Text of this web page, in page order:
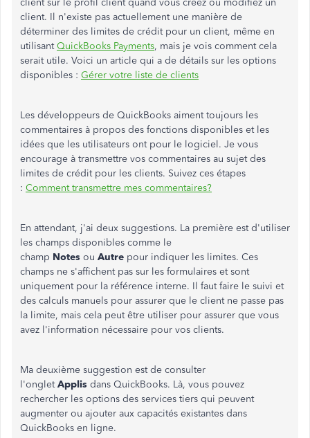
client sur le profil client quand vous créez ou modifiez un
client. Il n'existe pas actuellement une manière de
déterminer des limites de crédit pour un client, même en
utilisantQuickBooks Payments, mais je vois comment cela
serait utile. Voici un article qui a de détails sur les options
disponibles : Gérer votre liste de clients
Les développeurs de QuickBooks aiment toujours les
commentaires à propos des fonctions disponibles et les
idées que les utilisateurs ont pour le logiciel. Je vous
encourage à transmettre vos commentaires au sujet des
limites de crédit pour les clients. Suivez ces étapes
: Comment transmettre mes commentaires?
En attendant, j'ai deux suggestions. La première est d'utiliser
les champs disponibles comme le
champ Notes ou Autre pour indiquer les limites. Ces
champs ne s'affichent pas sur les formulaires et sont
uniquement pour la référence interne. Il faut faire le suivi et
des calculs manuels pour assurer que le client ne passe pas
la limite, mais cela peut être utiliser pour assurer que vous
avez l'information nécessaire pour vos clients.
Ma deuxième suggestion est de consulter
l'ongletApplis dans QuickBooks. Là, vous pouvez
rechercher les options des services tiers qui peuvent
augmenter ou ajouter aux capacités existantes dans
QuickBooks en ligne.